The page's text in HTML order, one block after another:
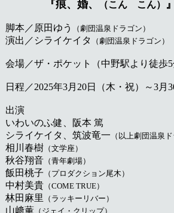
『痕、婚、 （こん こん）
脚本／原田ゆう （劇団温泉ドラゴン）
演出／シライケイタ （劇団温泉ドラゴン）​​
会場／ザ・ポケット（中野駅より徒歩
日程／2025年3月20日（木・祝）～3月
出演
いわいのふ健、阪本 篤
シライケイタ、筑波竜一 （以上劇団温泉
相川春樹 （文学座）
秋谷翔音 （青年劇場）
飯田桃子 （プロダクション尾木）
中村美貴 （COME TRUE）
林田麻里 （ラッキーリバー）
山﨑薫 （ジェイ・クリップ）